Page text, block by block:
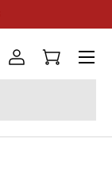
IniciarCarrito
Menú